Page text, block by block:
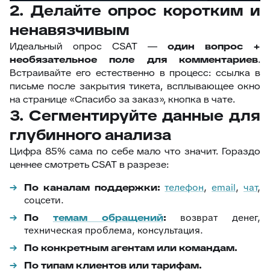
2. Делайте опрос коротким и
ненавязчивым
Идеальный опрос CSAT — один вопрос +
необязательное поле для комментариев.
Встраивайте его естественно в процесс: ссылка в
письме после закрытия тикета, всплывающее окно
на странице «Спасибо за заказ», кнопка в чате.
3. Сегментируйте данные для
глубинного анализа
Цифра 85% сама по себе мало что значит. Гораздо
ценнее смотреть CSAT в разрезе:
По каналам поддержки: телефон,email,чат,
соцсети.
По темам обращений: возврат денег,
техническая проблема, консультация.
По конкретным агентам или командам.
По типам клиентов или тарифам.